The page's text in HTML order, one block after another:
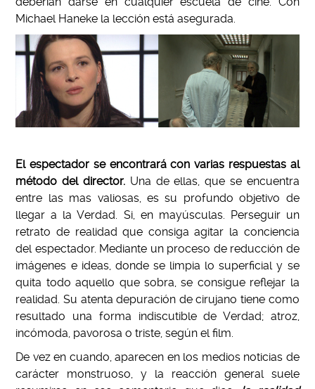
Michael Haneke la lección está asegurada.
El espectador se encontrará con varias respuestas al
método del director.Una de ellas, que se encuentra
entre las mas valiosas, es su profundo objetivo de
llegar a la Verdad. Si, en mayúsculas. Perseguir un
retrato de realidad que consiga agitar la conciencia
del espectador. Mediante un proceso de reducción de
imágenes e ideas, donde se limpia lo superficial y se
quita todo aquello que sobra, se consigue reflejar la
realidad. Su atenta depuración de cirujano tiene como
resultado una forma indiscutible de Verdad; atroz,
incómoda, pavorosa o triste, según el film.
De vez en cuando, aparecen en los medios noticias de
carácter monstruoso, y la reacción general suele